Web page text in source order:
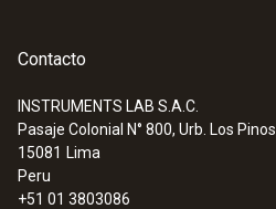
Contacto
INSTRUMENTS LAB S.A.C.
Pasaje Colonial N° 800, Urb. Los Pinos
15081 Lima
Peru
+51 01 3803086